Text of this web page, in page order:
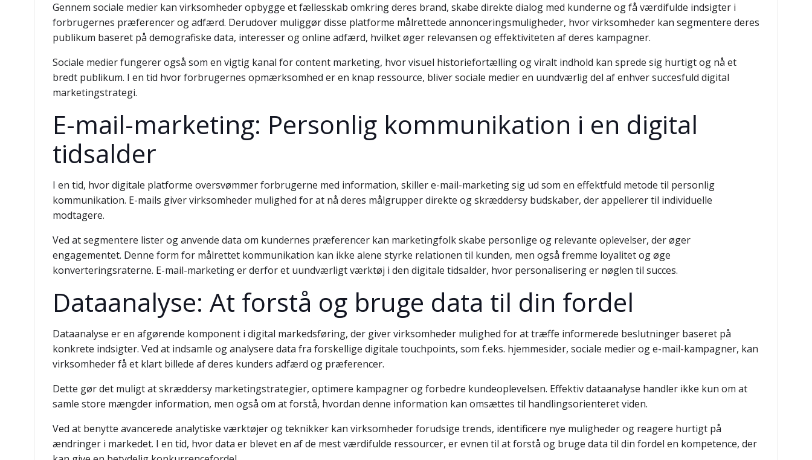
Gennem sociale medier kan virksomheder opbygge et fællesskab omkring deres brand, skabe direkte dialog med kunderne og få værdifulde indsigter i
forbrugernes præferencer og adfærd. Derudover muliggør disse platforme målrettede annonceringsmuligheder, hvor virksomheder kan segmentere deres
publikum baseret på demografiske data, interesser og online adfærd, hvilket øger relevansen og effektiviteten af deres kampagner.
Sociale medier fungerer også som en vigtig kanal for content marketing, hvor visuel historiefortælling og viralt indhold kan sprede sig hurtigt og nå et
bredt publikum. I en tid hvor forbrugernes opmærksomhed er en knap ressource, bliver sociale medier en uundværlig del af enhver succesfuld digital
marketingstrategi.
E-mail-marketing: Personlig kommunikation i en digital
tidsalder
I en tid, hvor digitale platforme oversvømmer forbrugerne med information, skiller e-mail-marketing sig ud som en effektfuld metode til personlig
kommunikation. E-mails giver virksomheder mulighed for at nå deres målgrupper direkte og skræddersy budskaber, der appellerer til individuelle
modtagere.
Ved at segmentere lister og anvende data om kundernes præferencer kan marketingfolk skabe personlige og relevante oplevelser, der øger
engagementet. Denne form for målrettet kommunikation kan ikke alene styrke relationen til kunden, men også fremme loyalitet og øge
konverteringsraterne. E-mail-marketing er derfor et uundværligt værktøj i den digitale tidsalder, hvor personalisering er nøglen til succes.
Dataanalyse: At forstå og bruge data til din fordel
Dataanalyse er en afgørende komponent i digital markedsføring, der giver virksomheder mulighed for at træffe informerede beslutninger baseret på
konkrete indsigter. Ved at indsamle og analysere data fra forskellige digitale touchpoints, som f.eks. hjemmesider, sociale medier og e-mail-kampagner, kan
virksomheder få et klart billede af deres kunders adfærd og præferencer.
Dette gør det muligt at skræddersy marketingstrategier, optimere kampagner og forbedre kundeoplevelsen. Effektiv dataanalyse handler ikke kun om at
samle store mængder information, men også om at forstå, hvordan denne information kan omsættes til handlingsorienteret viden.
Ved at benytte avancerede analytiske værktøjer og teknikker kan virksomheder forudsige trends, identificere nye muligheder og reagere hurtigt på
ændringer i markedet. I en tid, hvor data er blevet en af de mest værdifulde ressourcer, er evnen til at forstå og bruge data til din fordel en kompetence, der